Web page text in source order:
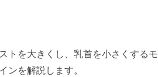
トを大きくし、乳首を小さくするモ
ンを解説します。